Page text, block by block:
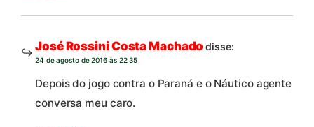
José Rossini Costa Machado disse:
24 de agosto de 2016 às 22:35
Depois do jogo contra o Paraná e o Náutico agente
conversa meu caro.